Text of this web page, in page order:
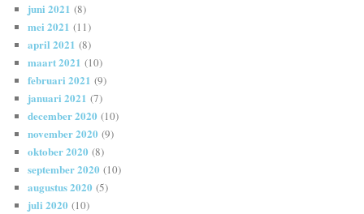
juni 2021 (8)
mei 2021 (11)
april 2021 (8)
maart 2021 (10)
februari 2021 (9)
januari 2021 (7)
december 2020 (10)
november 2020 (9)
oktober 2020 (8)
september 2020 (10)
augustus 2020 (5)
juli 2020 (10)